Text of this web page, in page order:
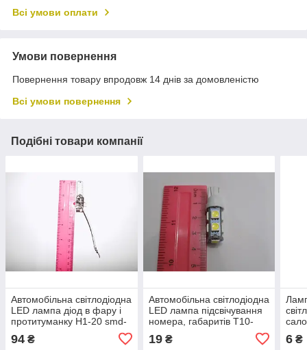
Всі умови оплати
Умови повернення
Повернення товару впродовж 14 днів за домовленістю
Всі умови повернення
Подібні товари компанії
Автомобільна світлодіодна
LED лампа діод в фару і
протитуманку H1-20 smd-
7014 (виробництво LED,
Китай)
94 ₴
Автомобільна світлодіодна
LED лампа підсвічування
номера, габаритів T10-
9SMD-5050 (виробництво
LED, Китай)
19₴ 6 ₴